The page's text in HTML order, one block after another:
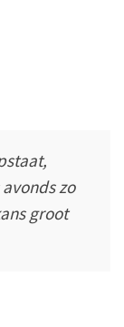
zo
groot